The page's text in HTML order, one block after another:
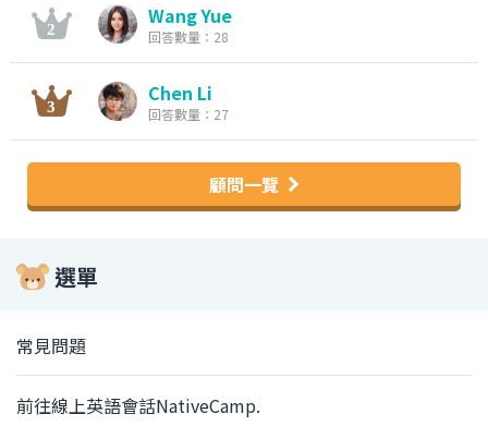
Wang Yue
回答數量：28
Chen Li
回答數量：27
顧問一覽
選單
常見問題
前往線上英語會話NativeCamp.